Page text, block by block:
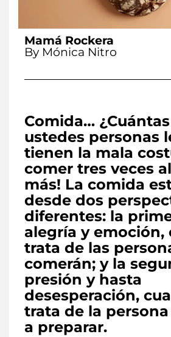
Mamá Rockera
By Mónica Nitro
Comida…
ustedes personas
tienen la mala
comer tres veces al
más! La comida
desde dos
diferentes: la
alegría y emoción,
trata de las
comerán; y la
presión y hasta
desesperación,
trata de la
a preparar.